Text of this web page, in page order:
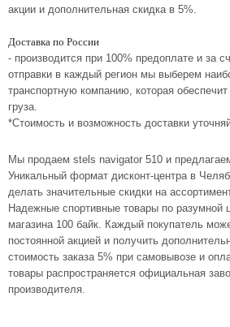
акции и дополнительная скидка в 5%.
Доставка по России
- производится при 100% предоплате и за
отправки в каждый регион мы выберем
транспортную компанию, которая
груза.
*Стоимость и возможность доставки
Мы продаем stels navigator 510 и
Уникальный формат дисконт-центра в
делать значительные скидки на
Надежные спортивные товары по разумной
магазина 100 байк. Каждый покупатель
постоянной акцией и получить
стоимость заказа 5% при самовывозе и
товары распространяется официальная
производителя.